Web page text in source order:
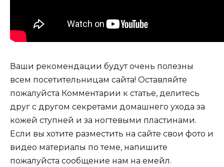
Ваши рекомендации будут очень полезны
всем посетительницам сайта! Оставляйте
пожалуйста Комментарии к статье, делитесь
друг с другом секретами домашнего ухода за
кожей ступней и за ногтевыми пластинами.
Если вы хотите разместить на сайте свои фото и
видео материалы по теме, напишите
пожалуйста сообщение нам на емейл.